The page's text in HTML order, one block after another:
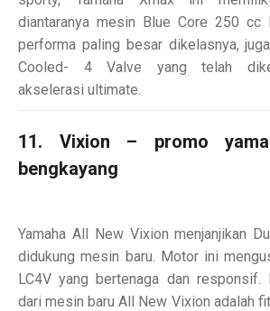
diantaranya mesin Blue Core 250 cc
performa paling besar dikelasnya,
Cooled- 4 Valve yang telah
akselerasi ultimate.
11. Vixion – promo
bengkayang
Yamaha All New Vixion menjanjikan
didukung mesin baru. Motor ini
LC4V yang bertenaga dan responsif.
dari mesin baru All New Vixion adalah